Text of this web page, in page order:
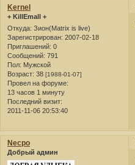
Kernel
+ KillEmall +
Откуда: Зион(Matrix is live)
Зарегистрирован: 2007-02-18
Приглашений: 0
Сообщений: 791
Пол: Мужской
Возраст: 38 [1988-01-07]
Провел на форуме:
13 часов 1 минуту
Последний визит:
2011-11-06 20:53:40
Necpo
Добрый админ